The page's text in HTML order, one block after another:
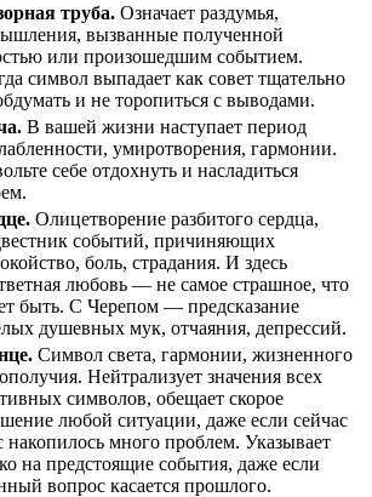
труба. Означает раздумья,
вызванные полученной
или произошедшим событием.
символ выпадает как совет тщательно
и не торопиться с выводами.
В вашей жизни наступает период
умиротворения, гармонии.
себе отдохнуть и насладиться
Олицетворение разбитого сердца,
событий, причиняющих
боль, страдания. И здесь
любовь — не самое страшное, что
быть. С Черепом — предсказание
душевных мук, отчаяния, депрессий.
Символ света, гармонии, жизненного
Нейтрализует значения всех
символов, обещает скорое
любой ситуации, даже если сейчас
накопилось много проблем. Указывает
на предстоящие события, даже если
вопрос касается прошлого.